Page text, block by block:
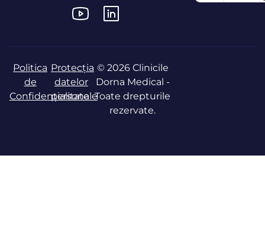
Politica
de
Confidențialitate
Protecția
datelor
personale
© 2026 Clinicile
Dorna Medical -
Toate drepturile
rezervate.